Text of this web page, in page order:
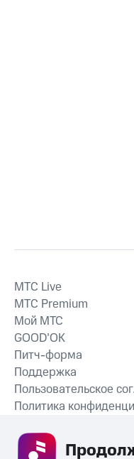
MTС Live
MTС Premium
Мой МТС
GOOD’OK
Питч-форма
Поддержка
Пользовательское
Политика